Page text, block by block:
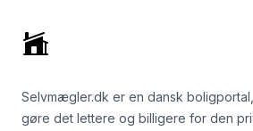
Selvmægler.dk er en dansk
gøre det lettere og billigere for den